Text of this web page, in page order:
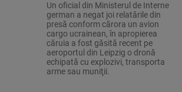
Un oficial din Ministerul de Interne
german a negat joi relatările din
presă conform cărora un avion
cargo ucrainean, în apropierea
căruia a fost găsită recent pe
aeroportul din Leipzig o dronă
echipată cu explozivi, transporta
arme sau muniţii.